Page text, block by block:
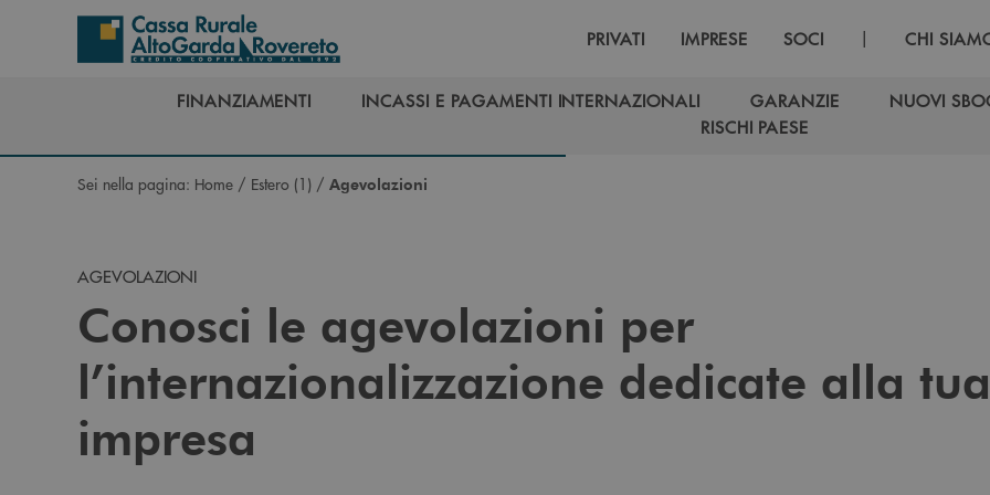
Salta al contenuto principale
PRIVATI IMPRESE SOCI | CHI
FINANZIAMENTI
INCASSI E PAGAMENTI INTERNAZIONALI
GARANZIE
GARANZIE
NUOVI
RISCHI PAESE
Sei nella pagina: Home / Estero (1) / Agevolazioni
AGEVOLAZIONI
Conosci le agevolazioni per
l’internazionalizzazione dedicate alla tua
impresa